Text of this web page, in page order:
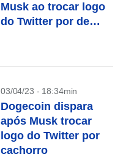
Musk ao trocar logo
do Twitter por de
03/04/23 - 18:34min
Dogecoin dispara
após Musk trocar
logo do Twitter por
cachorro